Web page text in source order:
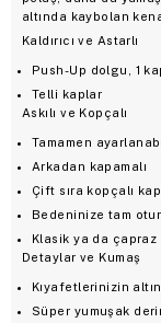
altında kaybolan
Kaldırıcı ve Astarlı
Push-Up dolgu, 1
Telli kaplar
Askılı ve Kopçalı
Tamamen
Arkadan kapamalı
Çift sıra kopçalı
Bedeninize tam
Klasik ya da
Detaylar ve Kumaş
Kıyafetlerinizin
Süper yumuşak